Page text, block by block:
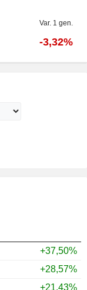
Var. 1 gen.
-3,32%
+37,50%
+28,57%
+21,43%